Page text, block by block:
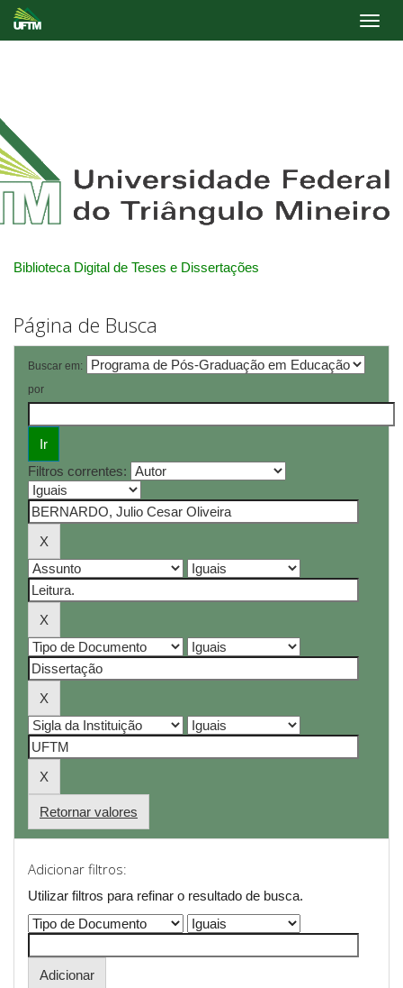
Biblioteca Digital de Teses e Dissertações
Página de Busca
Buscar em:
por
Filtros correntes:
Retornar valores
Adicionar filtros:
Utilizar filtros para refinar o resultado de busca.